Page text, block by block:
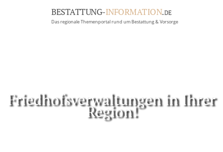
BESTATTUNG-INFORMATION.DE
Das regionale Themenportal rund um Bestattung & Vorsorge
Friedhofsverwaltungen in Ihrer
Region!